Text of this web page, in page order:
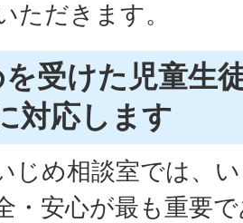
ただきます。
受けた児童生
対応します
じめ相談室では、
・安心が最も重要